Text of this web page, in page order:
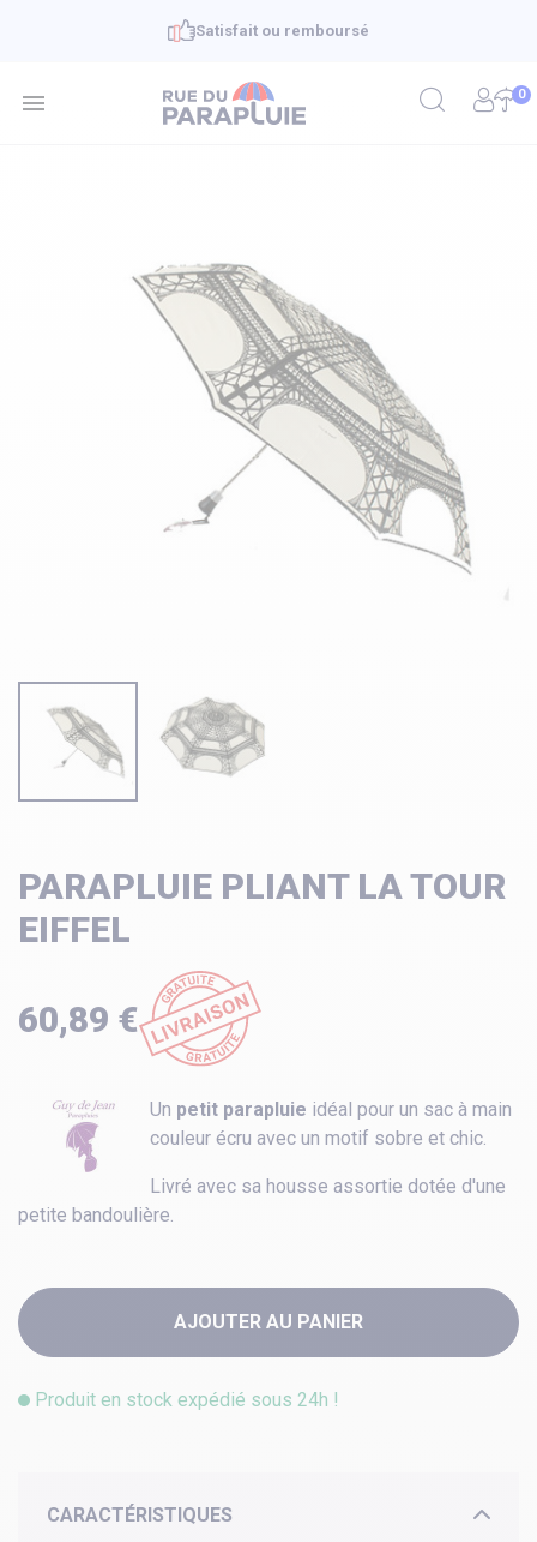
Satisfait ou remboursé
 0
PARAPLUIE PLIANT LA TOUR
EIFFEL
60,89 €
Un petit parapluie idéal pour un sac à main
couleur écru avec un motif sobre et chic.
Livré avec sa housse assortie dotée d'une
petite bandoulière.
AJOUTER AU PANIER
Produit en stock expédié sous 24h !
CARACTÉRISTIQUES